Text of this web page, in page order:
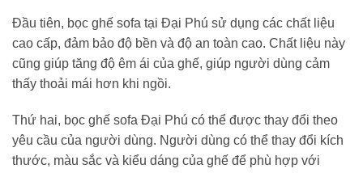
Đầu tiên, bọc ghế sofa tại Đại Phú sử dụng các chất liệu
cao cấp, đảm bảo độ bền và độ an toàn cao. Chất liệu này
cũng giúp tăng độ êm ái của ghế, giúp người dùng cảm
thấy thoải mái hơn khi ngồi.
Thứ hai, bọc ghế sofa Đại Phú có thể được thay đổi theo
yêu cầu của người dùng. Người dùng có thể thay đổi kích
thước, màu sắc và kiểu dáng của ghế để phù hợp với